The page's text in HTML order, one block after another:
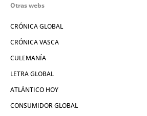
Otras webs
CRÓNICA GLOBAL
CRÓNICA VASCA
CULEMANÍA
LETRA GLOBAL
ATLÁNTICO HOY
CONSUMIDOR GLOBAL